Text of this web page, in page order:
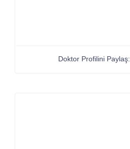
Doktor Profilini Paylaş: